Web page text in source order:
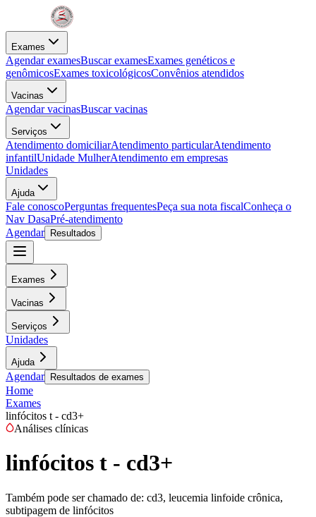
Exames
Agendar examesBuscar examesExames genéticos e
genômicosExames toxicológicosConvênios atendidos
Vacinas
Agendar vacinasBuscar vacinas
Serviços
Atendimento domiciliarAtendimento particularAtendimento
infantilUnidade MulherAtendimento em empresas
Unidades
Ajuda
Fale conoscoPerguntas frequentesPeça sua nota fiscalConheça o
Nav DasaPré-atendimento
Agendar
Resultados
Exames
Vacinas
Serviços
Unidades
Ajuda
Agendar Resultados de exames
Home
Exames
linfócitos t - cd3+
Análises clínicas
linfócitos t - cd3+
Também pode ser chamado de: cd3, leucemia linfoide crônica,
subtipagem de linfócitos